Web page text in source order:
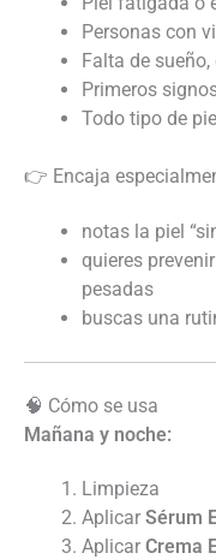
Personas con
Falta de
Primeros
Todo tipo de
👉 Encaja
notas la piel
quieres
pesadas
buscas una
🧠 Cómo se usa
Mañana y noche:
Limpieza
Aplicar Sérum
Aplicar Crema